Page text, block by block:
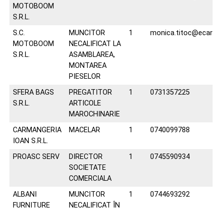
MOTOBOOM
S.R.L.
S.C.
MOTOBOOM
S.R.L.
MUNCITOR
NECALIFICAT LA
ASAMBLAREA,
MONTAREA
PIESELOR
1
SFERA BAGS
S.R.L.
PREGATITOR
ARTICOLE
MAROCHINARIE
1 0731357225
CARMANGERIA
IOAN S.R.L.
MACELAR 1 0740099788
PROASC SERV
DIRECTOR
SOCIETATE
COMERCIALA
1 0745590934
ALBANI
FURNITURE
MUNCITOR
NECALIFICAT ÎN
1 0744693292